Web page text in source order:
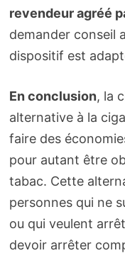
revendeur agréé
demander conseil
dispositif est
En conclusion, la
alternative à la
faire des
pour autant être
tabac. Cette
personnes qui ne
ou qui veulent
devoir arrêter